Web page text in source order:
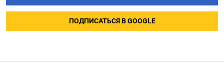
ПОДПИСАТЬСЯ В GOOGLE